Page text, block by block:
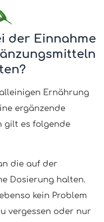
der Einnahme
Ernährung
ergänzende
gilt es folgende
die auf der
Dosierung halten.
kein Problem
vergessen oder nur